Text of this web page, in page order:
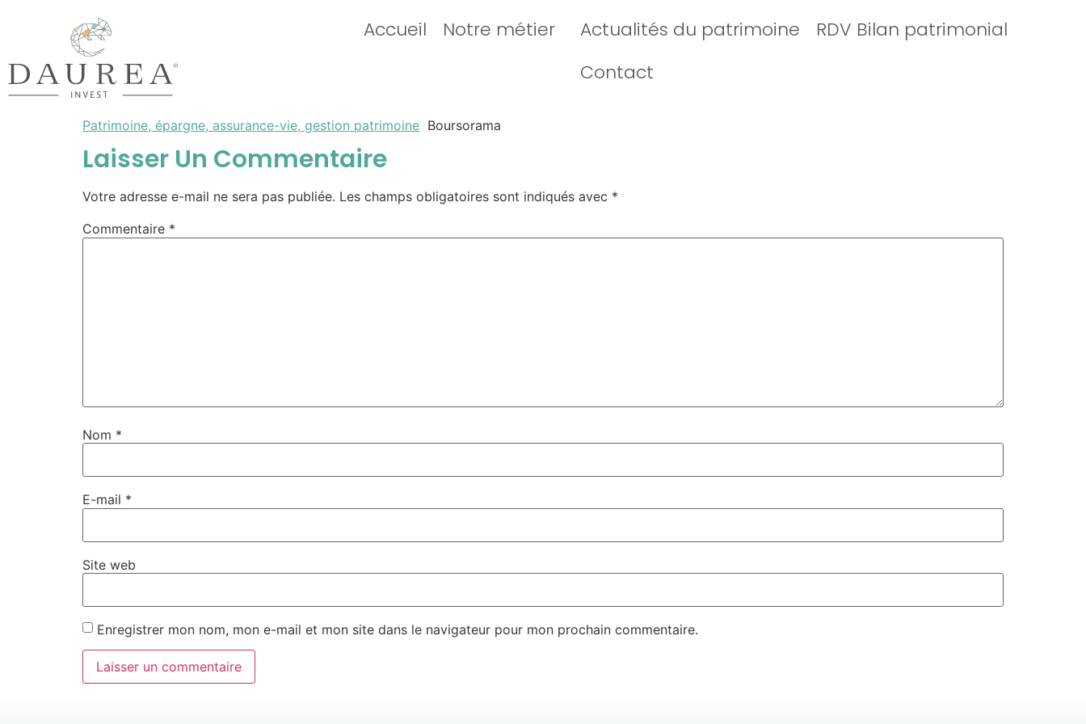
Accueil Notre métier Actualités du patrimoine
RDV Bilan patrimonial
Contact
Patrimoine, épargne, assurance-vie, gestion patrimoine Boursorama
Laisser Un Commentaire
Votre adresse e-mail ne sera pas publiée. Les champs obligatoires sont indiqués avec *
Commentaire *
Nom *
E-mail *
Site web
Enregistrer mon nom, mon e-mail et mon site dans le navigateur pour mon prochain commentaire.